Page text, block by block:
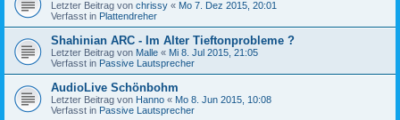
Letzter Beitrag von chrissy « Mo 7. Dez 2015, 20:01
Verfasst in Plattendreher
Shahinian ARC - Im Alter Tieftonprobleme ?
Letzter Beitrag von Malle « Mi 8. Jul 2015, 21:05
Verfasst in Passive Lautsprecher
AudioLive Schönbohm
Letzter Beitrag von Hanno « Mo 8. Jun 2015, 10:08
Verfasst in Passive Lautsprecher